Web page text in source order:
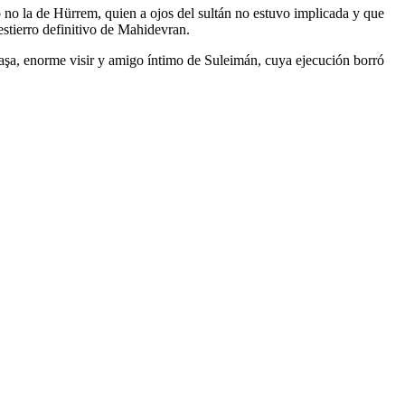
la de Hürrem, quien a ojos del sultán no estuvo implicada y que
definitivo de Mahidevran.
enorme visir y amigo íntimo de Suleimán, cuya ejecución borró